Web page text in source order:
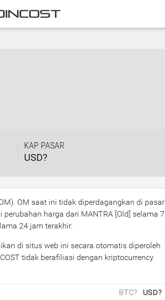
KAP PASAR
USD?
OM saat ini tidak diperdagangkan di pasar
harga dari MANTRA [Old] selama 7
24 jam terakhir.
di situs web ini secara otomatis diperoleh
tidak berafiliasi dengan kriptocurrency
BTC?
USD?